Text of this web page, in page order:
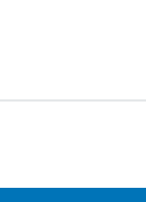
і
А, армований
або з